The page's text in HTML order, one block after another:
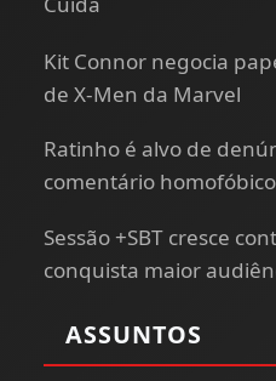
Kit Connor negocia
de X-Men da Marvel
Ratinho é alvo de
comentário
Sessão +SBT cresce
conquista maior
ASSUNTOS